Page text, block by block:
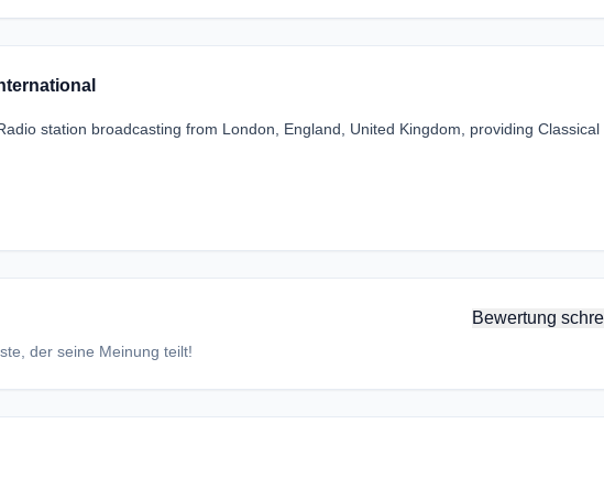
station broadcasting from London, England, United Kingdom, providing Classical ,
Bewertung
der seine Meinung teilt!